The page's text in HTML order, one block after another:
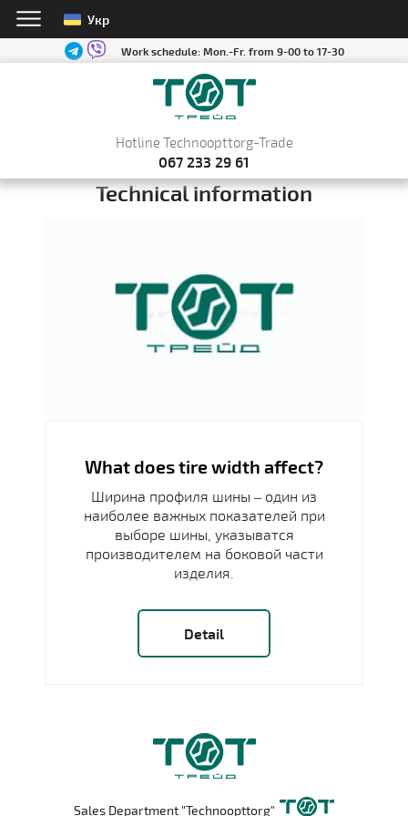
Укр
Work schedule:Mon.-Fr. from 9-00 to 17-30
Hotline Technoopttorg-Trade
067 233 29 61
Technical information
What does tire width affect?
Ширина профиля шины – один из
наиболее важных показателей при
выборе шины, указыватся
производителем на боковой части
изделия.
Detail
Sales Department "Technoopttorg"